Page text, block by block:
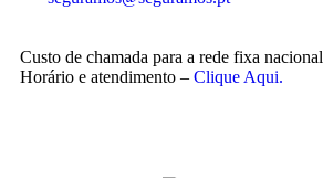
Custo de chamada para a rede fixa nacional
Horário e atendimento – Clique Aqui.